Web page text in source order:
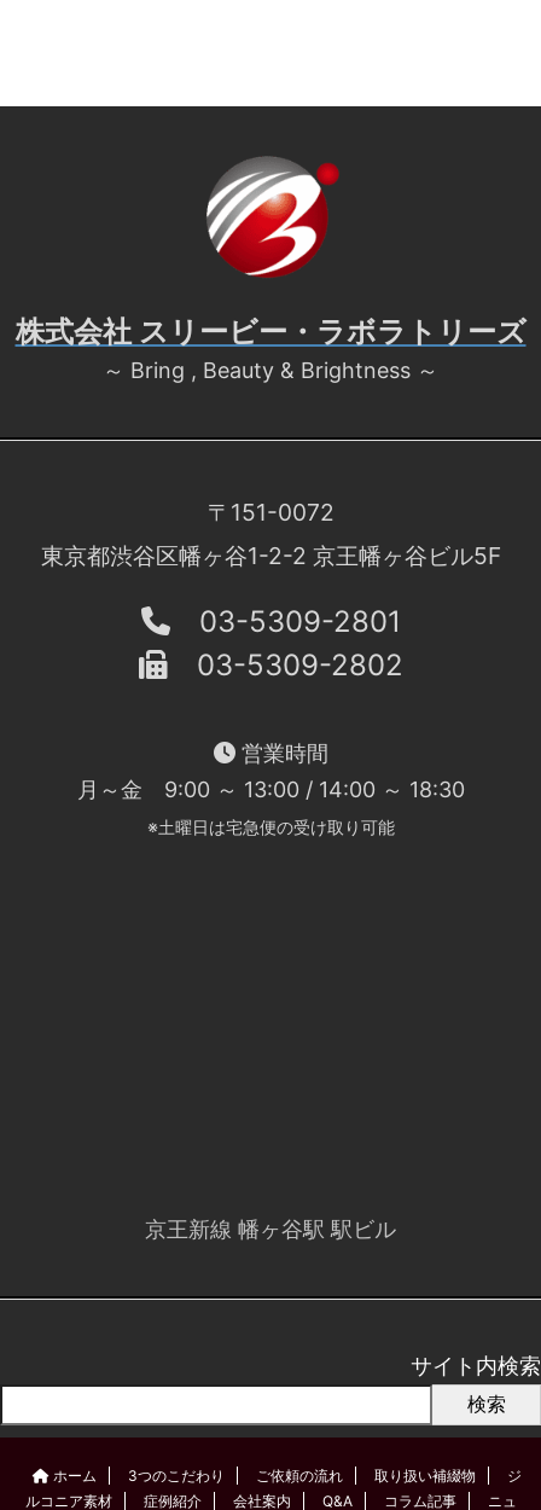
株式会社 スリービー・ラボラトリーズ
～ Bring , Beauty & Brightness ～
〒151-0072
東京都渋谷区幡ヶ谷1-2-2 京王幡ヶ谷ビル5F
03-5309-2801
03-5309-2802
営業時間
月～金 9:00 ～ 13:00 / 14:00 ～ 18:30
※土曜日は宅急便の受け取り可能
京王新線 幡ヶ谷駅 駅ビル
サイト内検索
検索
ホーム 3つのこだわり ご依頼の流れ 取り扱い補綴物
ジ
ルコニア素材
症例紹介 会社案内 Q&A コラム記事 ニュ